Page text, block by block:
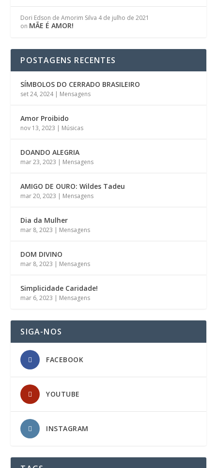
Dori Edson de Amorim Silva 4 de julho de 2021
on MÃE É AMOR!
POSTAGENS RECENTES
SÍMBOLOS DO CERRADO BRASILEIRO
set 24, 2024| Mensagens
Amor Proibido
nov 13, 2023 | Músicas
DOANDO ALEGRIA
mar 23, 2023 | Mensagens
AMIGO DE OURO: Wildes Tadeu
mar 20, 2023 | Mensagens
Dia da Mulher
mar 8, 2023 | Mensagens
DOM DIVINO
mar 8, 2023 | Mensagens
Simplicidade Caridade!
mar 6, 2023 | Mensagens
SIGA-NOS
FACEBOOK
YOUTUBE
INSTAGRAM